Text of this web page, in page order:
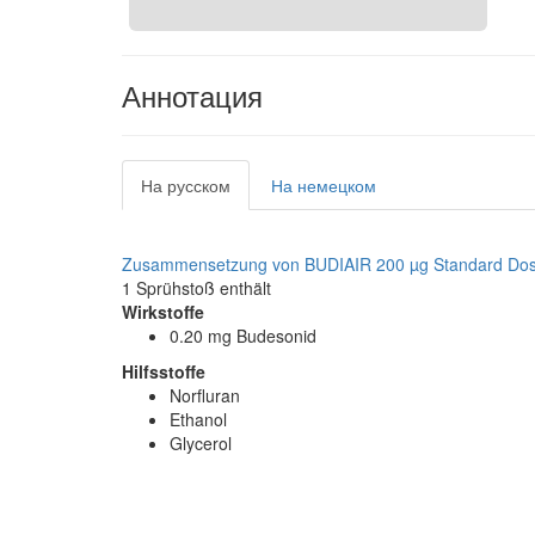
Аннотация
На русском На немецком
Zusammensetzung von BUDIAIR 200 µg Standard
1 Sprühstoß enthält
Wirkstoffe
0.20 mg Budesonid
Hilfsstoffe
Norfluran
Ethanol
Glycerol